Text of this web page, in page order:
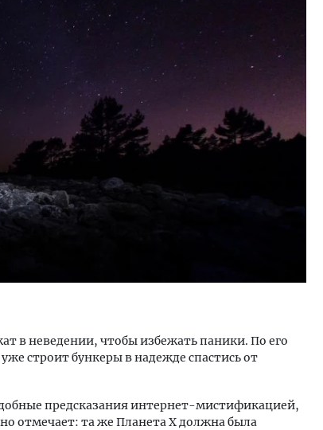
в неведении, чтобы избежать паники. По его
строит бункеры в надежде спастись от
предсказания интернет-мистификацией,
отмечает: та же Планета Х должна была
идей.
директор компании
городов,
Ищем новые берега.
«Жилищной инициативы»
СТРОИТЕЛЬСТВО